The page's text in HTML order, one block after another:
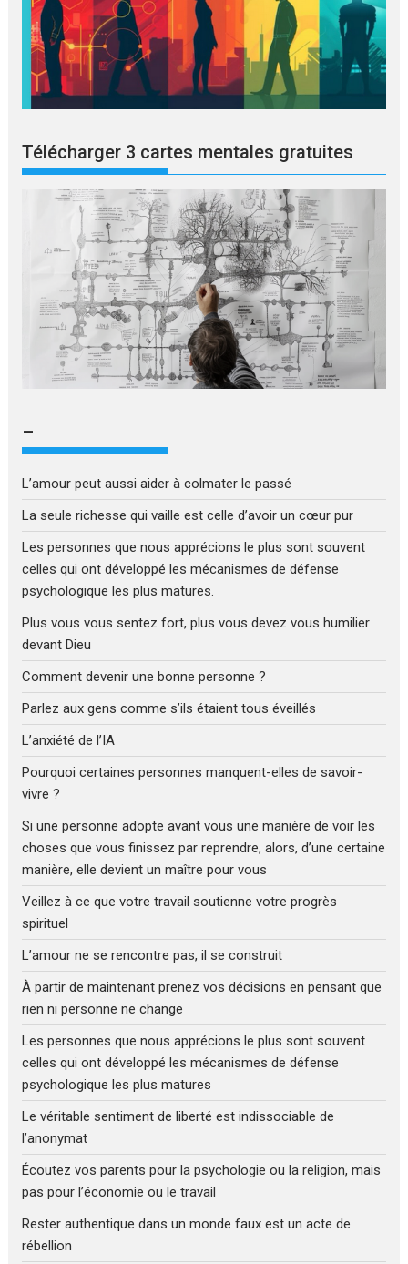
Télécharger 3 cartes mentales gratuites
–
L’amour peut aussi aider à colmater le passé
La seule richesse qui vaille est celle d’avoir un cœur pur
Les personnes que nous apprécions le plus sont souvent
celles qui ont développé les mécanismes de défense
psychologique les plus matures.
Plus vous vous sentez fort, plus vous devez vous humilier
devant Dieu
Comment devenir une bonne personne ?
Parlez aux gens comme s’ils étaient tous éveillés
L’anxiété de l’IA
Pourquoi certaines personnes manquent-elles de savoir-
vivre ?
Si une personne adopte avant vous une manière de voir les
choses que vous finissez par reprendre, alors, d’une certaine
manière, elle devient un maître pour vous
Veillez à ce que votre travail soutienne votre progrès
spirituel
L’amour ne se rencontre pas, il se construit
À partir de maintenant prenez vos décisions en pensant que
rien ni personne ne change
Les personnes que nous apprécions le plus sont souvent
celles qui ont développé les mécanismes de défense
psychologique les plus matures
Le véritable sentiment de liberté est indissociable de
l’anonymat
Écoutez vos parents pour la psychologie ou la religion, mais
pas pour l’économie ou le travail
Rester authentique dans un monde faux est un acte de
rébellion